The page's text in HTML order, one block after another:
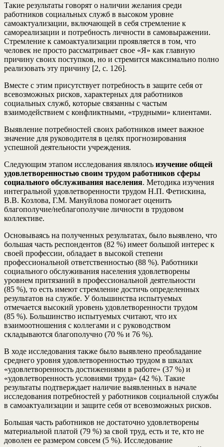
Такие результаты говорят о наличии желания среди
работников социальных служб в высоком уровне
самоактуализации, включающей в себя стремление к
самореализации и потребность личности в самовыражении.
Стремление к самоактуализации проявляется в том, что
человек не просто рассматривает свое «Я» как главную
причину своих поступков, но и стремится максимально полно
реализовать эту причину [2, с. 126].
Вместе с этим присутствует потребность в защите себя от
всевозможных рисков, характерных для работников
социальных служб, которые связанны с частым
взаимодействием с конфликтными, «трудными» клиентами.
Выявление потребностей своих работников имеет важное
значение для руководителя в целях прогнозирования
успешной деятельности учреждения.
Следующим этапом исследования являлось изучение общей
удовлетворенностью своим трудом работников сферы
социального обслуживания населения. Методика изучения
интегральной удовлетворенности трудом Н.П. Фетискина,
В.В. Козлова, Г.М. Мануйлова помогает оценить
благополучие/неблагополучие личности в трудовом
коллективе.
Основываясь на полученных результатах, было выявлено, что
большая часть респондентов (82 %) имеет большой интерес к
своей профессии, обладает в высокой степени
профессиональной ответственностью (88 %). Работники
социального обслуживания населения удовлетворены
уровнем притязаний в профессиональной деятельности
(85 %), то есть имеют стремление достичь определенных
результатов на службе. У большинства испытуемых
отмечается высокий уровень удовлетворенности трудом
(85 %). Большинство испытуемых считают, что их
взаимоотношения с коллегами и с руководством
складываются благополучно (70 % и 76 %).
В ходе исследования также было выявлено преобладание
среднего уровня удовлетворенностью трудом в шкалах
«удовлетворенность достижениями в работе» (37 %) и
«удовлетворенность условиями труда» (42 %). Такие
результаты подтверждает наличие выявленных в начале
исследования потребностей у работников социальной службы
в самоактуализации и защите себя от всевозможных рисков.
Большая часть работников не достаточно удовлетворены
материальной платой (79 %) за свой труд, есть и те, кто не
доволен ее размером совсем (5 %). Исследование